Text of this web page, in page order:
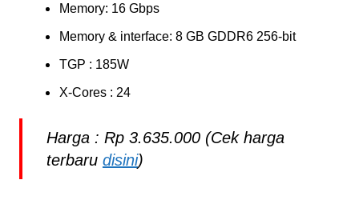
Memory: 16 Gbps
Memory & interface: 8 GB GDDR6 256-bit
TGP : 185W
X-Cores : 24
Harga : Rp 3.635.000 (Cek harga
terbaru disini)